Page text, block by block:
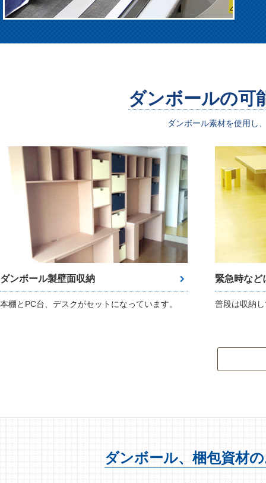
ダンボールの可
ダンボール素材を使用し
ダンボール製壁面収納
本棚とPC台、デスクがセットになっています。
緊急時など
普段は収納
ダンボール、梱包資材